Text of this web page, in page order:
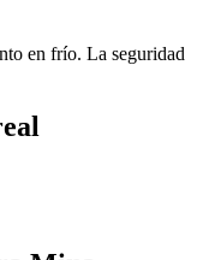
en frío. La seguridad